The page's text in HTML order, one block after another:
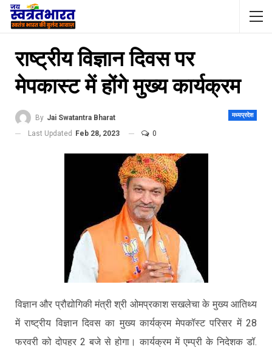
राष्ट्रीय विज्ञान दिवस पर
मेपकास्ट में होंगे मुख्य कार्यक्रम
मध्यप्रदेश
By Jai Swatantra Bharat
Last Updated Feb 28, 2023 0
विज्ञान और प्रौद्योगिकी मंत्री श्री ओमप्रकाश सखलेचा के मुख्य आतिथ्य
में राष्ट्रीय विज्ञान दिवस का मुख्य कार्यक्रम मेपकॉस्ट परिसर में 28
फरवरी को दोपहर 2 बजे से होगा। कार्यक्रम में एम्प्री के निदेशक डॉ.